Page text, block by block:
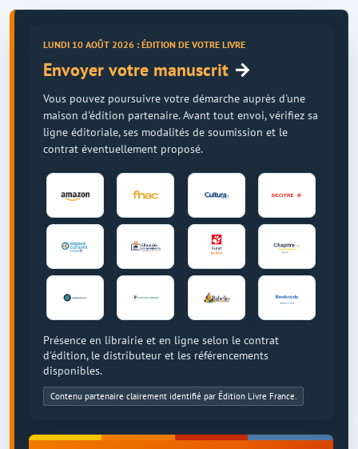
LUNDI 10 AOÛT 2026 : ÉDITION DE VOTRE LIVRE
Envoyer votre manuscrit →
Vous pouvez poursuivre votre démarche auprès d'une
maison d'édition partenaire. Avant tout envoi, vérifiez sa
ligne éditoriale, ses modalités de soumission et le
contrat éventuellement proposé.
Présence en librairie et en ligne selon le contrat
d'édition, le distributeur et les référencements
disponibles.
Contenu partenaire clairement identifié par Édition Livre France.